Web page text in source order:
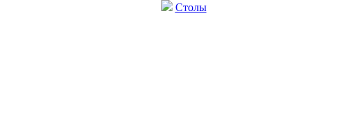
Столы